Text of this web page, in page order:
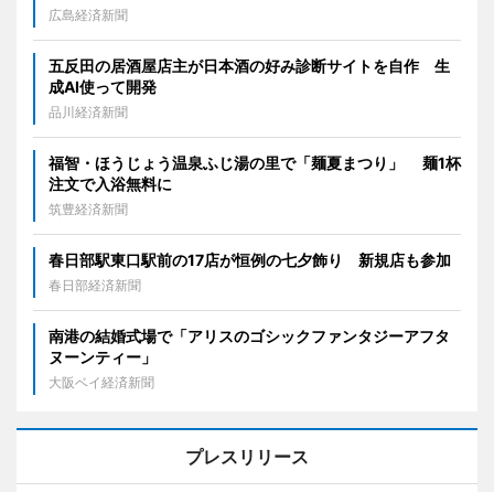
広島経済新聞
五反田の居酒屋店主が日本酒の好み診断サイトを自作 生
成AI使って開発
品川経済新聞
福智・ほうじょう温泉ふじ湯の里で「麺夏まつり」 麺1杯
注文で入浴無料に
筑豊経済新聞
春日部駅東口駅前の17店が恒例の七夕飾り 新規店も参加
春日部経済新聞
南港の結婚式場で「アリスのゴシックファンタジーアフタ
ヌーンティー」
大阪ベイ経済新聞
プレスリリース